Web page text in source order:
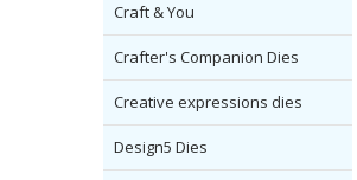
Craft & You
Crafter's Companion Dies
Creative expressions dies
Design5 Dies